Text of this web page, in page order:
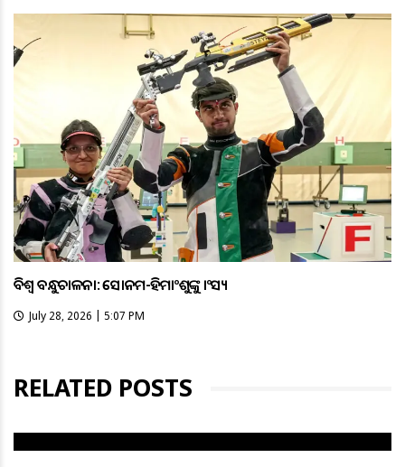
ବିଶ୍ବ ବନ୍ଧୁକଚାଳନା: ସୋନମ-ହିମାଂଶୁଙ୍କୁ କାଂସ୍ୟ
July 28, 2026 | 5:07 PM
RELATED POSTS